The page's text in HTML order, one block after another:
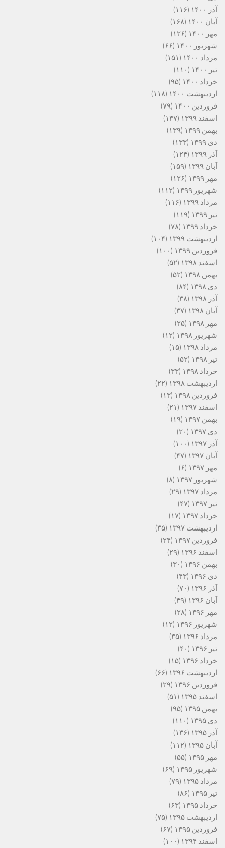
آذر ۱۴۰۰
(۱۱۶)
آبان ۱۴۰۰
(۱۶۸)
مهر ۱۴۰۰
(۱۲۶)
شهریور ۱۴۰۰
(۶۶)
مرداد ۱۴۰۰
(۱۵۱)
تیر ۱۴۰۰
(۱۱۰)
خرداد ۱۴۰۰
(۹۵)
اردیبهشت ۱۴۰۰
(۱۱۸)
فروردین ۱۴۰۰
(۷۹)
اسفند ۱۳۹۹
(۱۳۷)
بهمن ۱۳۹۹
(۱۳۹)
دی ۱۳۹۹
(۱۳۳)
آذر ۱۳۹۹
(۱۲۴)
آبان ۱۳۹۹
(۱۵۹)
مهر ۱۳۹۹
(۱۲۶)
شهریور ۱۳۹۹
(۱۱۲)
مرداد ۱۳۹۹
(۱۱۶)
تیر ۱۳۹۹
(۱۱۹)
خرداد ۱۳۹۹
(۷۸)
اردیبهشت ۱۳۹۹
(۱۰۴)
فروردین ۱۳۹۹
(۱۰۰)
اسفند ۱۳۹۸
(۵۲)
بهمن ۱۳۹۸
(۵۲)
دی ۱۳۹۸
(۸۴)
آذر ۱۳۹۸
(۳۸)
آبان ۱۳۹۸
(۳۷)
مهر ۱۳۹۸
(۲۵)
شهریور ۱۳۹۸
(۱۲)
مرداد ۱۳۹۸
(۱۵)
تیر ۱۳۹۸
(۵۲)
خرداد ۱۳۹۸
(۳۳)
اردیبهشت ۱۳۹۸
(۲۲)
فروردین ۱۳۹۸
(۱۳)
اسفند ۱۳۹۷
(۲۱)
بهمن ۱۳۹۷
(۱۹)
دی ۱۳۹۷
(۲۰)
آذر ۱۳۹۷
(۱۰۰)
آبان ۱۳۹۷
(۴۷)
مهر ۱۳۹۷
(۶)
شهریور ۱۳۹۷
(۸)
مرداد ۱۳۹۷
(۲۹)
تیر ۱۳۹۷
(۴۷)
خرداد ۱۳۹۷
(۱۷)
اردیبهشت ۱۳۹۷
(۳۵)
فروردین ۱۳۹۷
(۲۴)
اسفند ۱۳۹۶
(۲۹)
بهمن ۱۳۹۶
(۳۰)
دی ۱۳۹۶
(۴۳)
آذر ۱۳۹۶
(۷۰)
آبان ۱۳۹۶
(۴۹)
مهر ۱۳۹۶
(۲۸)
شهریور ۱۳۹۶
(۱۲)
مرداد ۱۳۹۶
(۳۵)
تیر ۱۳۹۶
(۴۰)
خرداد ۱۳۹۶
(۱۵)
اردیبهشت ۱۳۹۶
(۶۶)
فروردین ۱۳۹۶
(۲۹)
اسفند ۱۳۹۵
(۵۱)
بهمن ۱۳۹۵
(۹۵)
دی ۱۳۹۵
(۱۱۰)
آذر ۱۳۹۵
(۱۳۶)
آبان ۱۳۹۵
(۱۱۲)
مهر ۱۳۹۵
(۵۵)
شهریور ۱۳۹۵
(۶۹)
مرداد ۱۳۹۵
(۷۹)
تیر ۱۳۹۵
(۸۶)
خرداد ۱۳۹۵
(۶۳)
اردیبهشت ۱۳۹۵
(۷۵)
فروردین ۱۳۹۵
(۶۷)
اسفند ۱۳۹۴
(۱۰۰)